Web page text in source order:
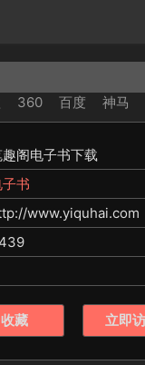
360 百度 神马
阁电子书下载
子书
www.yiquhai.com
收藏 立即